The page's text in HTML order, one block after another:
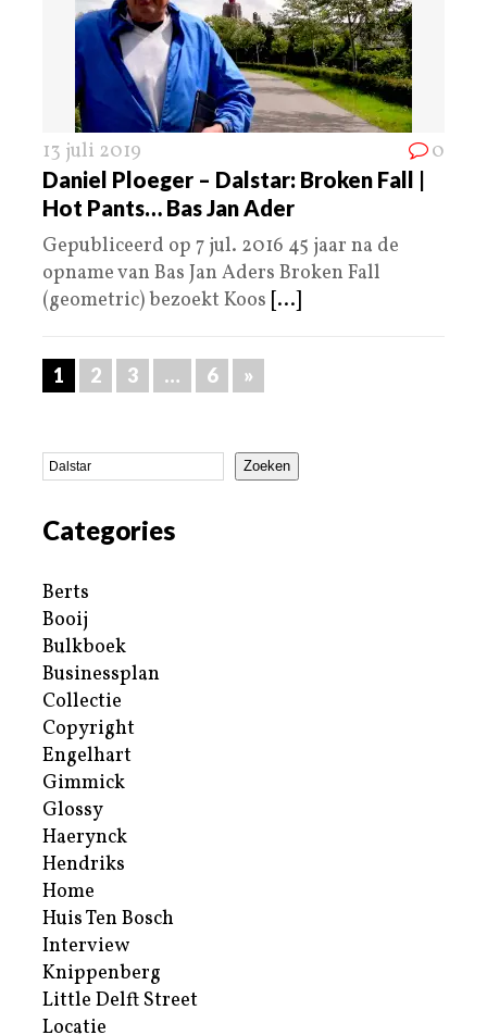
13 juli 2019 0
Daniel Ploeger – Dalstar: Broken Fall |
Hot Pants… Bas Jan Ader
Gepubliceerd op 7 jul. 2016 45 jaar na de
opname van Bas Jan Aders Broken Fall
(geometric) bezoekt Koos [...]
1 2 3 … 6 »
Zoeken
Categories
Berts
Booij
Bulkboek
Businessplan
Collectie
Copyright
Engelhart
Gimmick
Glossy
Haerynck
Hendriks
Home
Huis Ten Bosch
Interview
Knippenberg
Little Delft Street
Locatie